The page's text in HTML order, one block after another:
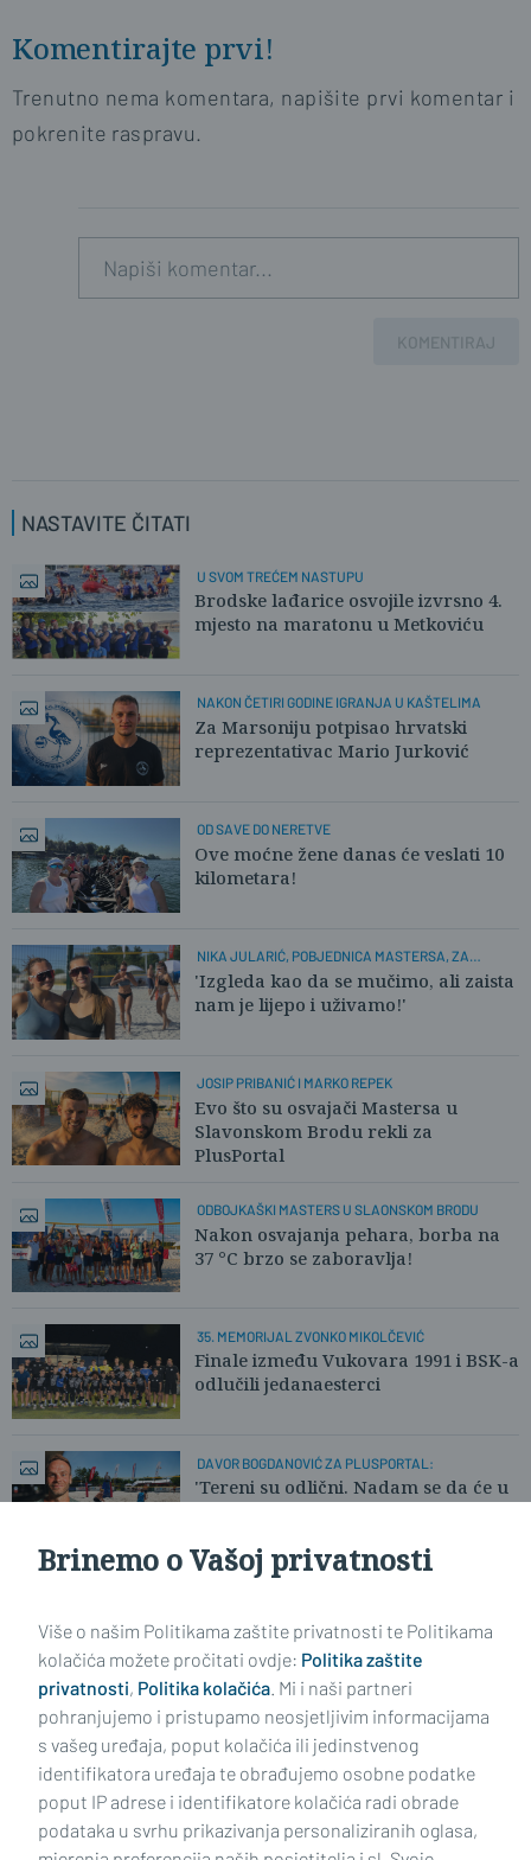
Komentirajte prvi!
Trenutno nema komentara, napišite prvi komentar i
pokrenite raspravu.
KOMENTIRAJ
NASTAVITE ČITATI
U SVOM TREĆEM NASTUPU
Brodske lađarice osvojile izvrsno 4.
mjesto na maratonu u Metkoviću
NAKON ČETIRI GODINE IGRANJA U KAŠTELIMA
Za Marsoniju potpisao hrvatski
reprezentativac Mario Jurković
OD SAVE DO NERETVE
Ove moćne žene danas će veslati 10
kilometara!
NIKA JULARIĆ, POBJEDNICA MASTERSA, ZA
PLUSPORTAL:
'Izgleda kao da se mučimo, ali zaista
nam je lijepo i uživamo!'
JOSIP PRIBANIĆ I MARKO REPEK
Evo što su osvajači Mastersa u
Slavonskom Brodu rekli za
PlusPortal
ODBOJKAŠKI MASTERS U SLAONSKOM BRODU
Nakon osvajanja pehara, borba na
37 °C brzo se zaboravlja!
35. MEMORIJAL ZVONKO MIKOLČEVIĆ
Finale između Vukovara 1991 i BSK-a
odlučili jedanaesterci
DAVOR BOGDANOVIĆ ZA PLUSPORTAL:
'Tereni su odlični. Nadam se da će u
Brinemo o Vašoj privatnosti
Više o našim Politikama zaštite privatnosti te Politikama
kolačića možete pročitati ovdje: Politika zaštite
privatnosti, Politika kolačića. Mi i naši partneri
pohranjujemo i pristupamo neosjetljivim informacijama
s vašeg uređaja, poput kolačića ili jedinstvenog
identifikatora uređaja te obrađujemo osobne podatke
poput IP adrese i identifikatore kolačića radi obrade
podataka u svrhu prikazivanja personaliziranih oglasa,